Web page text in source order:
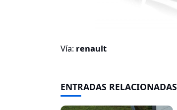
Vía: renault
ENTRADAS RELACIONADAS